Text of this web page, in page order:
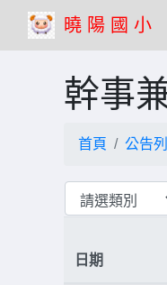
曉 陽 國 小
幹事
首頁 公告
日期